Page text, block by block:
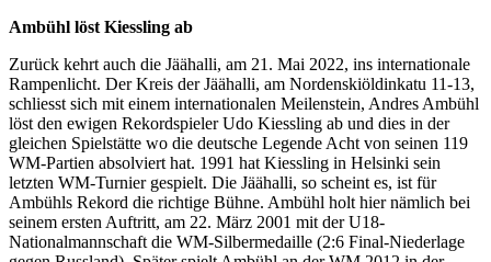
Ambühl löst Kiessling ab
Zurück kehrt auch die Jäähalli, am 21. Mai 2022, ins internationale
Rampenlicht. Der Kreis der Jäähalli, am Nordenskiöldinkatu 11-13,
schliesst sich mit einem internationalen Meilenstein, Andres Ambühl
löst den ewigen Rekordspieler Udo Kiessling ab und dies in der
gleichen Spielstätte wo die deutsche Legende Acht von seinen 119
WM-Partien absolviert hat. 1991 hat Kiessling in Helsinki sein
letzten WM-Turnier gespielt. Die Jäähalli, so scheint es, ist für
Ambühls Rekord die richtige Bühne. Ambühl holt hier nämlich bei
seinem ersten Auftritt, am 22. März 2001 mit der U18-
Nationalmannschaft die WM-Silbermedaille (2:6 Final-Niederlage